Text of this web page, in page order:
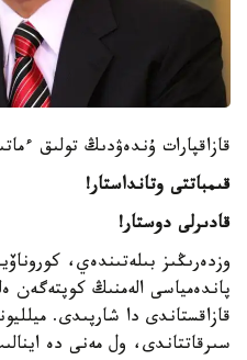
قازاقپارات ۇندەۋدىڭ تولىق
قىمباتتى وتانداستار!
قادىرلى دوستار!
وزدەرىڭىز بىلەتىندەي،
پاندەمياسى الەمنىڭ كوپتەگەن
قازاقستاندى دا شارپىدى.
سىرقاتتاندى، ول مەنى دە